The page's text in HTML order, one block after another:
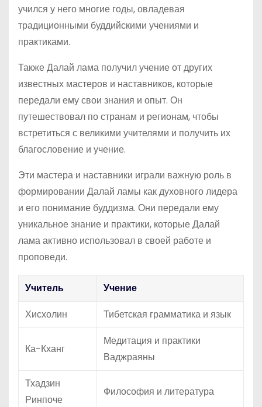
учился у него многие годы, овладевая
традиционными буддийскими учениями и
практиками.
Также Далай лама получил учение от других
известных мастеров и наставников, которые
передали ему свои знания и опыт. Он
путешествовал по странам и регионам, чтобы
встретиться с великими учителями и получить их
благословение и учение.
Эти мастера и наставники играли важную роль в
формировании Далай ламы как духовного лидера
и его понимание буддизма. Они передали ему
уникальное знание и практики, которые Далай
лама активно использовал в своей работе и
проповеди.
Учитель
Учение
Хисхолин
Тибетская грамматика и язык
Ка-Кханг
Медитация и практики
Ваджраяны
Тхадзин
Ринпоче
Философия и литература